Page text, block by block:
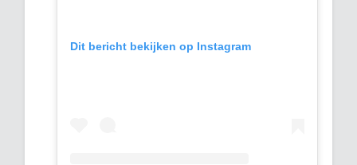
Dit bericht bekijken op Instagram